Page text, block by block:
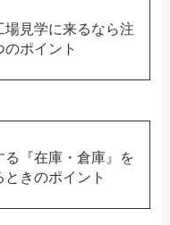
場見学に来るなら注
ポイント
る『在庫・倉庫』を
きのポイント